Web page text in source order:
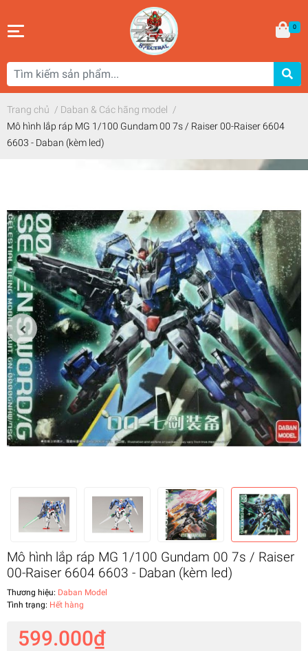
0
Trang chủ / Daban & Các hãng model /
Mô hình lắp ráp MG 1/100 Gundam 00 7s / Raiser 00-Raiser 6604
6603 - Daban (kèm led)
Mô hình lắp ráp MG 1/100 Gundam 00 7s / Raiser
00-Raiser 6604 6603 - Daban (kèm led)
Thương hiệu: Daban Model
Tình trạng: Hết hàng
599.000₫